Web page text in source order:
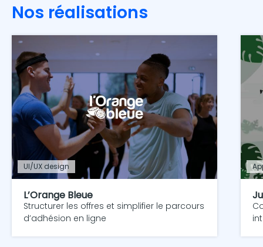
Nos réalisations
UI/UX design
L’Orange Bleue
Structurer les offres et simplifier le parcours
d’adhésion en ligne